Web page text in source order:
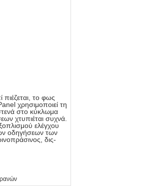
το φως
χρησιμοποιεί τη
στο κύκλωμα
χτυπιέται συχνά.
ελέγχου
οδηγήσεων των
δις-